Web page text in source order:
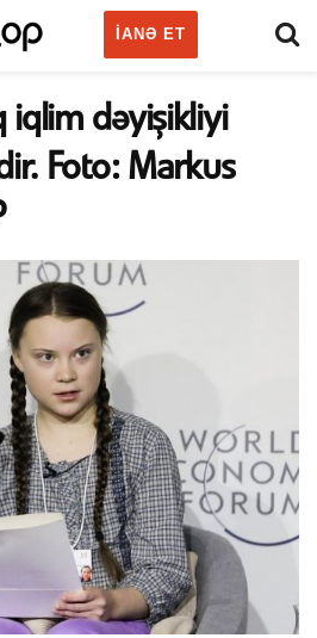
IANƏ ET
iqlim dəyişikliyi
Foto: Markus